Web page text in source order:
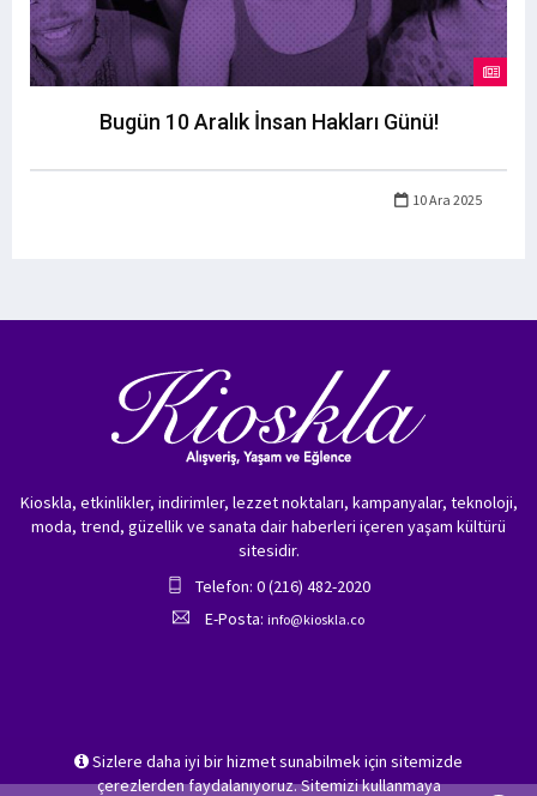
Bugün 10 Aralık İnsan Hakları Günü!
10 Ara 2025
Sizlere daha iyi bir hizmet sunabilmek için sitemizde
çerezlerden faydalanıyoruz. Sitemizi kullanmaya
Kioskla, etkinlikler, indirimler, lezzet noktaları, kampanyalar, teknoloji,
moda, trend, güzellik ve sanata dair haberleri içeren yaşam kültürü
sitesidir.
Telefon: 0 (216) 482-2020
E-Posta: info@kioskla.co